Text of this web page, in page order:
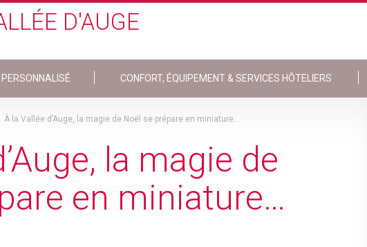
D'AUGE
CONFORT, ÉQUIPEMENT & SERVICES HÔTELIERS
À la Vallée d’Auge, la magie de Noël se prépare en miniature…
la magie de
en miniature…